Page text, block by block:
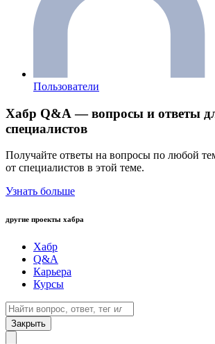
Пользователи
Хабр Q&A — вопросы и ответы
специалистов
Получайте ответы на вопросы по любой
от специалистов в этой теме.
Узнать больше
другие проекты хабра
Хабр
Q&A
Карьера
Курсы
Закрыть